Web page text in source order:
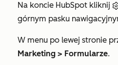
Na koncie HubSpot kliknij
górnym pasku
W menu po lewej stronie
Marketing > Formularze.